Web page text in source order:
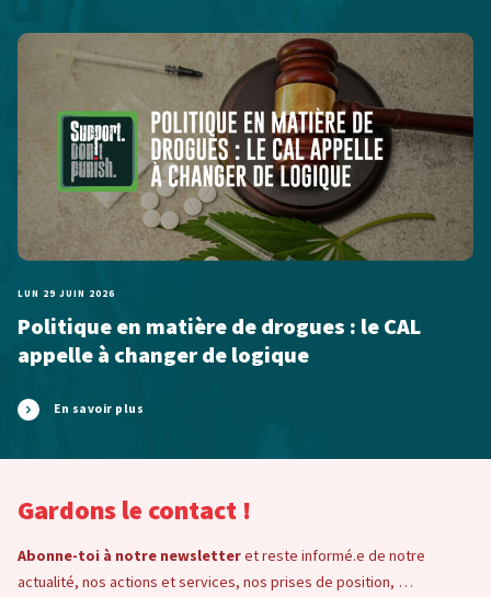
LUN 29 JUIN 2026
Politique en matière de drogues : le CAL
appelle à changer de logique
En savoir plus
Gardons le contact !
Abonne-toi à notre newsletteret reste informé.e de notre
actualité, nos actions et services, nos prises de position, …